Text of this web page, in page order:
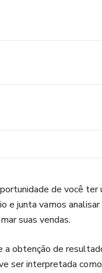
de você
e junta vamos
suas vendas.
a obtenção de
ser interpretada